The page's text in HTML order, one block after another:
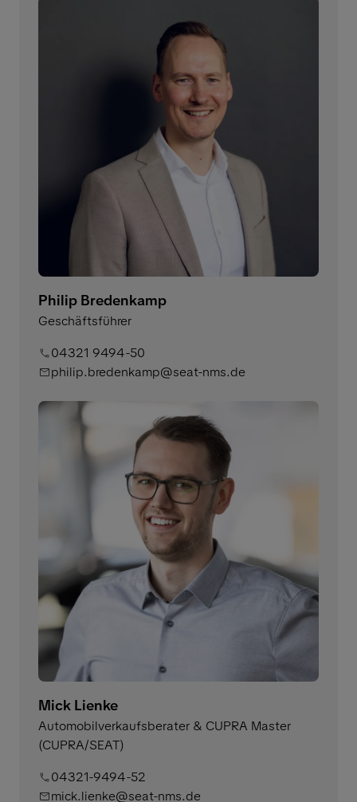
Philip Bredenkamp
Geschäftsführer
04321 9494-50
philip.bredenkamp@seat-nms.de
Mick Lienke
Automobilverkaufsberater & CUPRA Master
(CUPRA/SEAT)
04321-9494-52
mick.lienke@seat-nms.de